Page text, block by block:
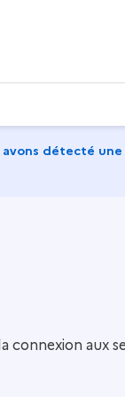
avons détecté
aux